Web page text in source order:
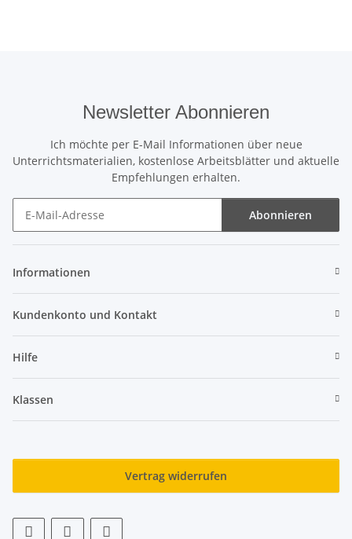
Newsletter Abonnieren
Ich möchte per E-Mail Informationen über neue
Unterrichtsmaterialien, kostenlose Arbeitsblätter und aktuelle
Empfehlungen erhalten.
Abonnieren
Informationen
Kundenkonto und Kontakt
Hilfe
Klassen
Vertrag widerrufen